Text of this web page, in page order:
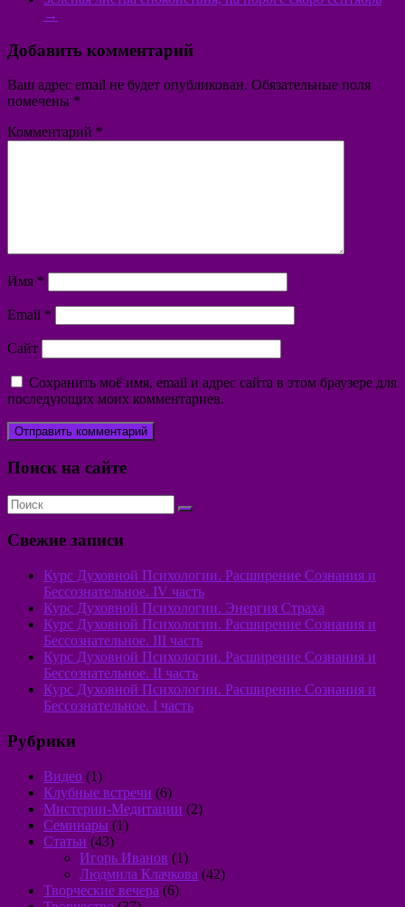
→
Добавить комментарий
Ваш адрес email не будет опубликован. Обязательные поля
помечены *
Комментарий *
Имя *
Email *
Сайт
Сохранить моё имя, email и адрес сайта в этом браузере для
последующих моих комментариев.
Поиск на сайте
Свежие записи
Курс Духовной Психологии. Расширение Сознания и
Бессознательное. IV часть
Курс Духовной Психологии. Энергия Страха
Курс Духовной Психологии. Расширение Сознания и
Бессознательное. III часть
Курс Духовной Психологии. Расширение Сознания и
Бессознательное. II часть
Курс Духовной Психологии. Расширение Сознания и
Бессознательное. I часть
Рубрики
Видео (1)
Клубные встречи (6)
Мистерии-Медитации (2)
Семинары (1)
Статьи (43)
Игорь Иванов (1)
Людмила Клачкова (42)
Творческие вечера (6)